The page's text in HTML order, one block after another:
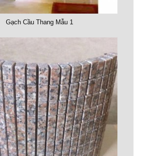
Gạch Cầu Thang Mẫu 1